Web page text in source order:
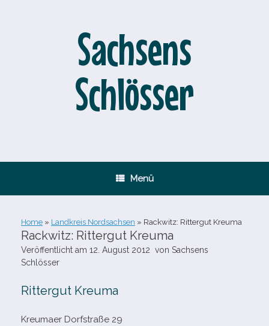
Sachsens
Schlösser
Menü
Home » Landkreis Nordsachsen » Rackwitz: Rittergut Kreuma
Rackwitz: Rittergut Kreuma
Veröffentlicht am 12. August 2012 von Sachsens
Schlösser
Rittergut Kreuma
Kreumaer Dorfstraße 29